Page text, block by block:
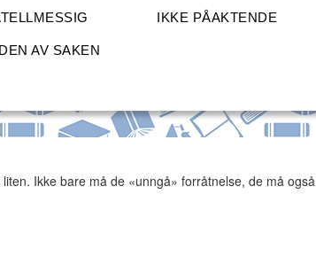
IKKE PÅAKTENDE
AV SAKEN
Ikke bare må de «unngå» forråtnelse, de må også